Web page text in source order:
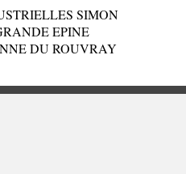
SIMON
EPINE
DU ROUVRAY